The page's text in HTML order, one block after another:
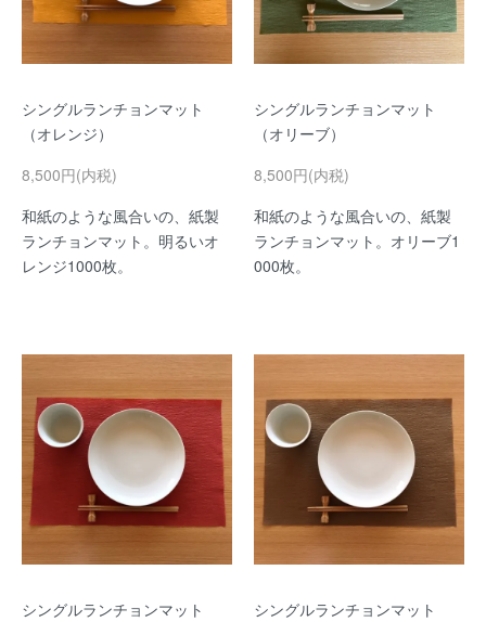
シングルランチョンマット
（オレンジ）
8,500円(内税)
和紙のような風合いの、紙製
ランチョンマット。明るいオ
レンジ1000枚。
シングルランチョンマット
（オリーブ）
8,500円(内税)
和紙のような風合いの、紙製
ランチョンマット。オリーブ1
000枚。
シングルランチョンマット
シングルランチョンマット